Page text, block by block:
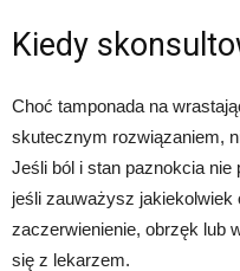
Kiedy
Choć tamponada na
skutecznym rozwiązaniem,
Jeśli ból i stan paznokcia nie
jeśli zauważysz jakiekolwiek
zaczerwienienie, obrzęk lub
się z lekarzem.